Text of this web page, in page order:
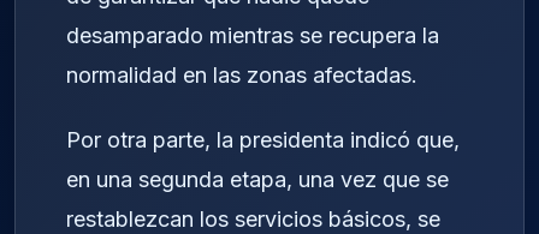
desamparado mientras se recupera la
normalidad en las zonas afectadas.
Por otra parte, la presidenta indicó que,
en una segunda etapa, una vez que se
restablezcan los servicios básicos, se